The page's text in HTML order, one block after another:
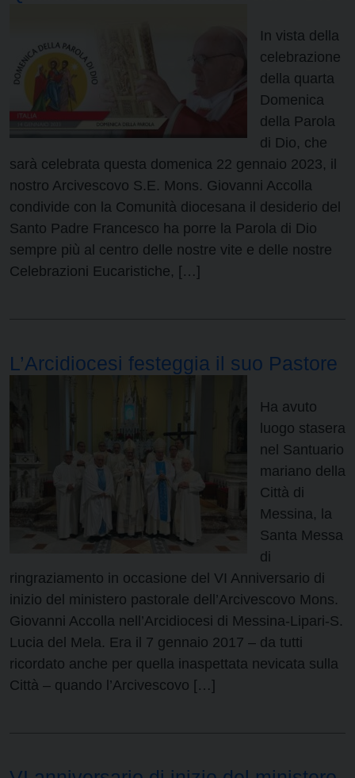
In vista della
celebrazione
della quarta
Domenica
della Parola
di Dio, che
sarà celebrata questa domenica 22 gennaio 2023, il
nostro Arcivescovo S.E. Mons. Giovanni Accolla
condivide con la Comunità diocesana il desiderio del
Santo Padre Francesco ha porre la Parola di Dio
sempre più al centro delle nostre vite e delle nostre
Celebrazioni Eucaristiche, […]
L’Arcidiocesi festeggia il suo Pastore
Ha avuto
luogo stasera
nel Santuario
mariano della
Città di
Messina, la
Santa Messa
di
ringraziamento in occasione del VI Anniversario di
inizio del ministero pastorale dell’Arcivescovo Mons.
Giovanni Accolla nell’Arcidiocesi di Messina-Lipari-S.
Lucia del Mela. Era il 7 gennaio 2017 – da tutti
ricordato anche per quella inaspettata nevicata sulla
Città – quando l’Arcivescovo […]